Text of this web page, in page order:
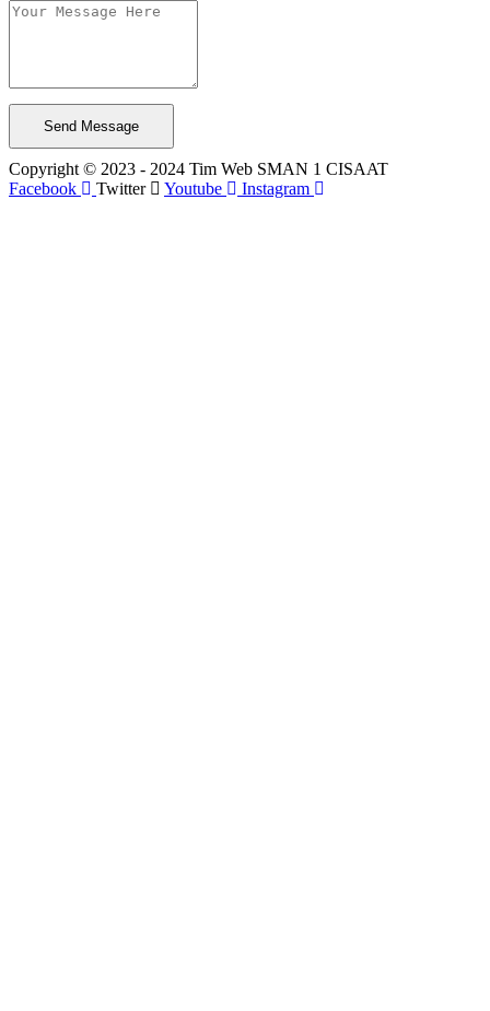
Send Message
Copyright © 2023 - 2024 Tim Web SMAN 1 CISAAT
Facebook
Twitter Youtube Instagram